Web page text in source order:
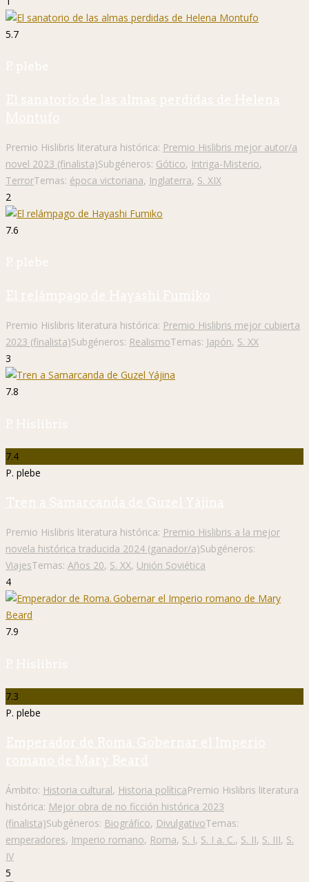
5.7
P. plebe
El sanatorio de las almas perdidas de Helena
Montufo
Premio Hislibris literatura histórica: Premio Hislibris mejor autor/a
novel 2023 (finalista)Subgéneros: Gótico, Intriga-Misterio,
TerrorTemas: época victoriana, Inglaterra, S. XIX
2
7.6
P. plebe
El relámpago de Hayashi Fumiko
Premio Hislibris literatura histórica: Premio Hislibris mejor cubierta
2023 (finalista)Subgéneros: RealismoTemas: Japón, S. XX
3
7.8
P. Hislibris
7.4
P. plebe
Tren a Samarcanda de Guzel Yájina
Premio Hislibris literatura histórica: Premio Hislibris a la mejor
novela histórica traducida 2024 (ganador/a)Subgéneros:
ViajesTemas: Años 20, S. XX, Unión Soviética
4
7.9
P. Hislibris
7.3
P. plebe
Emperador de Roma. Gobernar el Imperio
romano de Mary Beard
Ámbito: Historia cultural, Historia políticaPremio Hislibris literatura
histórica: Mejor obra de no ficción histórica 2023
(finalista)Subgéneros: Biográfico, DivulgativoTemas:
emperadores, Imperio romano, Roma, S. I, S. I a. C., S. II, S. III, S.
IV
5